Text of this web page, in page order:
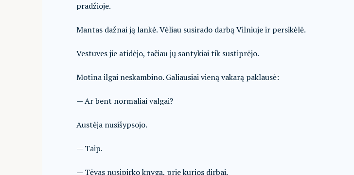
pradžioje.
Mantas dažnai ją lankė. Vėliau susirado darbą Vilniuje ir persikėlė.
Vestuves jie atidėjo, tačiau jų santykiai tik sustiprėjo.
Motina ilgai neskambino. Galiausiai vieną vakarą paklausė:
— Ar bent normaliai valgai?
Austėja nusišypsojo.
— Taip.
— Tėvas nusipirko knygą, prie kurios dirbai.